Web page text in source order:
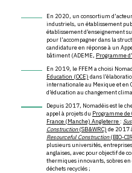
En 2020, un consortium
industriels, un établissement
établissement d’enseignement
pour l’accompagner dans la
candidature en réponse à un
bâtiment (ADEME, Programme
En 2019, le FFEM a choisi
Education (OCE) dans
internationale au Mexique et en
d’éducation au changement
Depuis 2017, Nomadéis est le
appel à projets du Programme
France (Manche) Angleterre :
Construction(SB&WRC) de 2017
Resourceful Construction(BIO-
plusieurs universités,
anglaises, avec pour objectif de
thermiques innovants, sobres en
déchets recyclés ;